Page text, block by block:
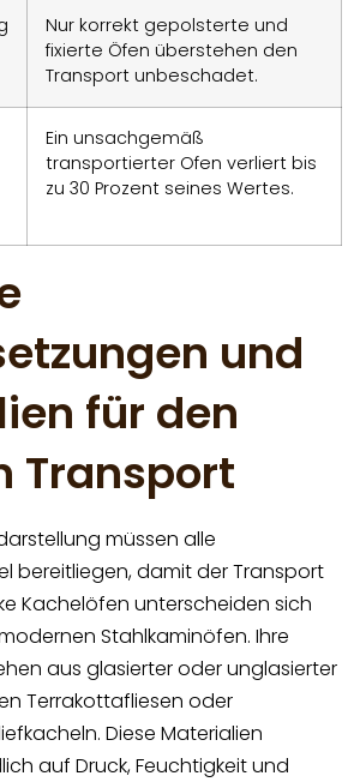
Nur korrekt gepolsterte und
fixierte Öfen überstehen den
Transport unbeschadet.
Ein unsachgemäß
transportierter Ofen verliert bis
zu 30 Prozent seines Wertes.
und
für den
Transport
müssen alle
bereitliegen, damit der Transport
Kachelöfen unterscheiden sich
Stahlkaminöfen. Ihre
aus glasierter oder unglasierter
Terrakottafliesen oder
Diese Materialien
auf Druck, Feuchtigkeit und